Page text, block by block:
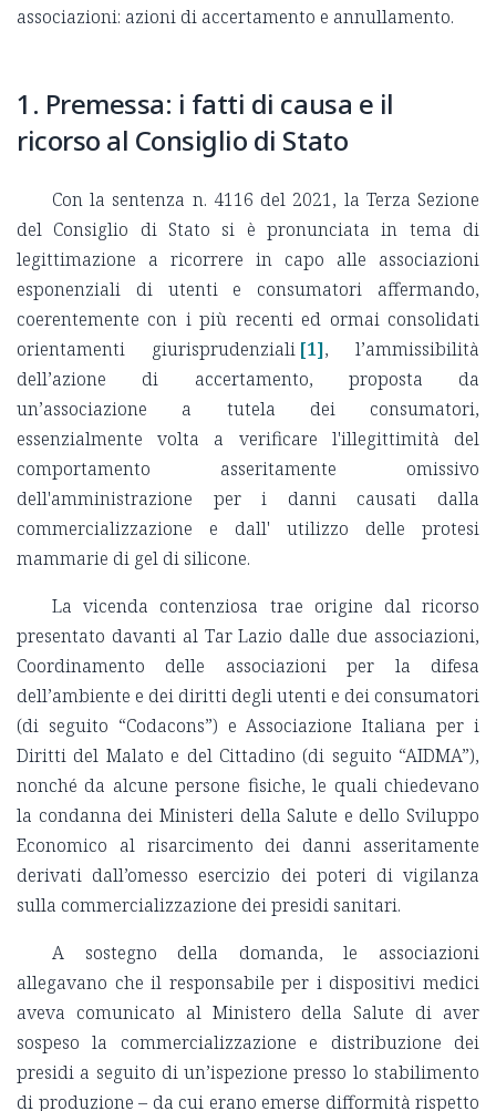
associazioni: azioni di accertamento e annullamento.
1. Premessa: i fatti di causa e il
ricorso al Consiglio di Stato
Con la sentenza n. 4116 del 2021, la Terza Sezione
del Consiglio di Stato si è pronunciata in tema di
legittimazione a ricorrere in capo alle associazioni
esponenziali di utenti e consumatori affermando,
coerentemente con i più recenti ed ormai consolidati
orientamenti giurisprudenziali [1], l’ammissibilità
dell’azione di accertamento, proposta da
un’associazione a tutela dei consumatori,
essenzialmente volta a verificare l'illegittimità del
comportamento asseritamente omissivo
dell'amministrazione per i danni causati dalla
commercializzazione e dall' utilizzo delle protesi
mammarie di gel di silicone.
La vicenda contenziosa trae origine dal ricorso
presentato davanti al Tar Lazio dalle due associazioni,
Coordinamento delle associazioni per la difesa
dell’ambiente e dei diritti degli utenti e dei consumatori
(di seguito “Codacons”) e Associazione Italiana per i
Diritti del Malato e del Cittadino (di seguito “AIDMA”),
nonché da alcune persone fisiche, le quali chiedevano
la condanna dei Ministeri della Salute e dello Sviluppo
Economico al risarcimento dei danni asseritamente
derivati dall’omesso esercizio dei poteri di vigilanza
sulla commercializzazione dei presidi sanitari.
A sostegno della domanda, le associazioni
allegavano che il responsabile per i dispositivi medici
aveva comunicato al Ministero della Salute di aver
sospeso la commercializzazione e distribuzione dei
presidi a seguito di un’ispezione presso lo stabilimento
di produzione – da cui erano emerse difformità rispetto